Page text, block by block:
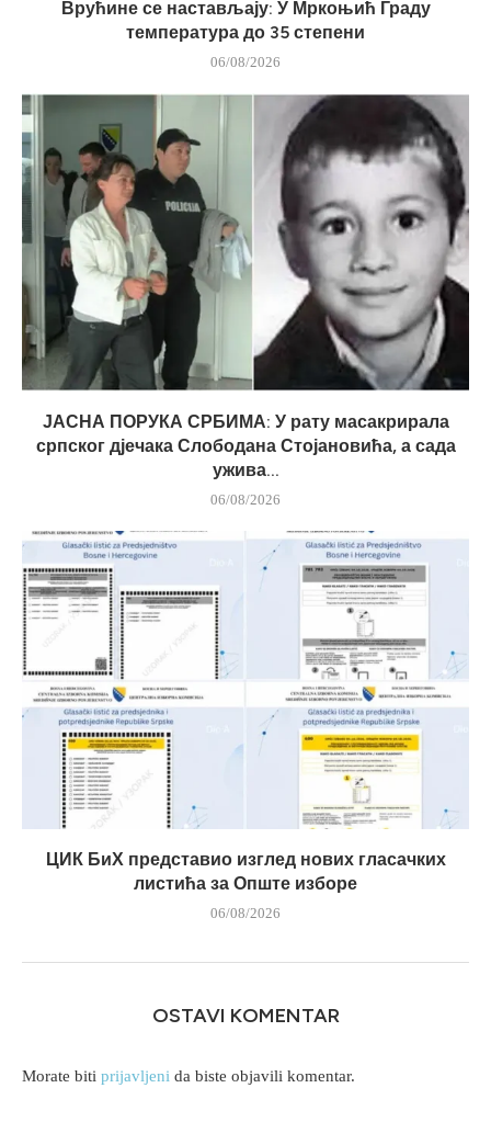
Врућине се настављају: У Мркоњић Граду
температура до 35 степени
06/08/2026
ЈАСНА ПОРУКА СРБИМА: У рату масакрирала
српског дјечака Слободана Стојановића, а сада
ужива...
06/08/2026
ЦИК БиХ представио изглед нових гласачких
листића за Опште изборе
06/08/2026
OSTAVI KOMENTAR
Morate biti prijavljeni da biste objavili komentar.